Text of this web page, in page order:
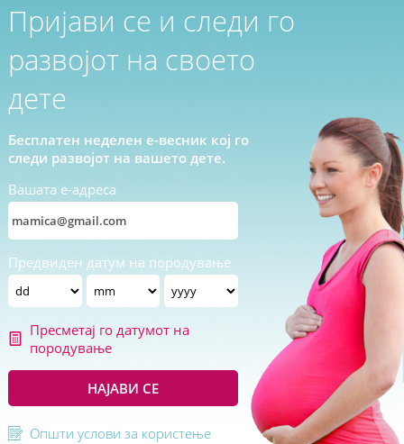
Пријави се и следи го
развојот на своето
дете
Бесплатен неделен е-весник кој го
следи развојот на вашето дете.
Вашата е-адреса
Предвиден датум на породување
Пресметај го датумот на
породување
НАЈАВИ СЕ
Општи услови за користење